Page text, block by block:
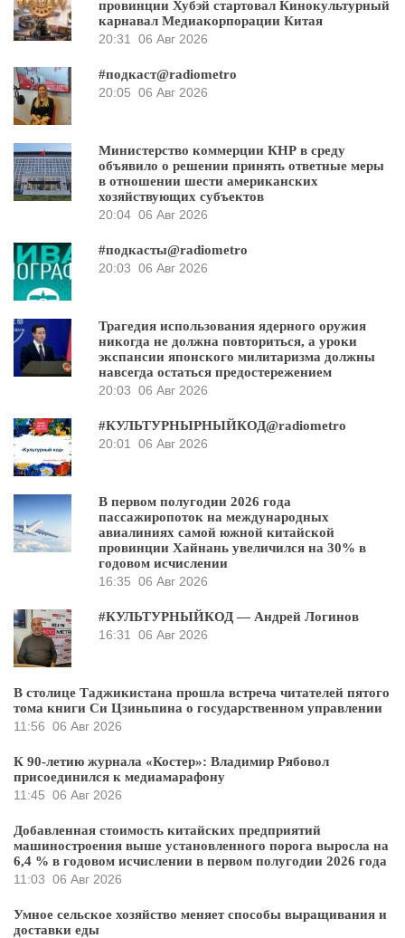
провинции Хубэй стартовал Кинокультурный
карнавал Медиакорпорации Китая
20:31
06 Авг 2026
#подкаст@radiometro
20:05 06 Авг 2026
Министерство коммерции КНР в среду
объявило о решении принять ответные меры
в отношении шести американских
хозяйствующих субъектов
20:04 06 Авг 2026
#подкасты@radiometro
20:03 06 Авг 2026
Трагедия использования ядерного оружия
никогда не должна повториться, а уроки
экспансии японского милитаризма должны
навсегда остаться предостережением
20:03 06 Авг 2026
#КУЛЬТУРНЫРНЫЙКОД@radiometro
20:01
06 Авг 2026
В первом полугодии 2026 года
пассажиропоток на международных
авиалиниях самой южной китайской
провинции Хайнань увеличился на 30% в
годовом исчислении
16:35 06 Авг 2026
#КУЛЬТУРНЫЙКОД — Андрей Логинов
16:31
06 Авг 2026
В столице Таджикистана прошла встреча читателей пятого
тома книги Си Цзиньпина о государственном управлении
11:56 06 Авг 2026
К 90-летию журнала «Костер»: Владимир Рябовол
присоединился к медиамарафону
11:45 06 Авг 2026
Добавленная стоимость китайских предприятий
машиностроения выше установленного порога выросла на
6,4 % в годовом исчислении в первом полугодии 2026 года
11:03 06 Авг 2026
Умное сельское хозяйство меняет способы выращивания и
доставки еды